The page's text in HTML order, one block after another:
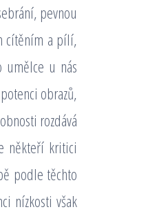
pevnou
cítěním a pílí,
umělce u nás
obrazů,
rozdává
někteří kritici
podle těchto
nízkosti však